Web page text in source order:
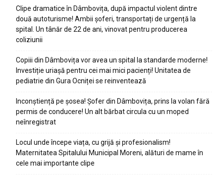
Clipe dramatice în Dâmbovița, după impactul violent dintre
două autoturisme! Ambii șoferi, transportați de urgență la
spital. Un tânăr de 22 de ani, vinovat pentru producerea
coliziunii
Copiii din Dâmbovița vor avea un spital la standarde moderne!
Investiție uriașă pentru cei mai mici pacienți! Unitatea de
pediatrie din Gura Ocniței se reinventează
Inconștiență pe șosea! Șofer din Dâmbovița, prins la volan fără
permis de conducere! Un alt bărbat circula cu un moped
neînregistrat
Locul unde începe viața, cu grijă și profesionalism!
Maternitatea Spitalului Municipal Moreni, alături de mame în
cele mai importante clipe